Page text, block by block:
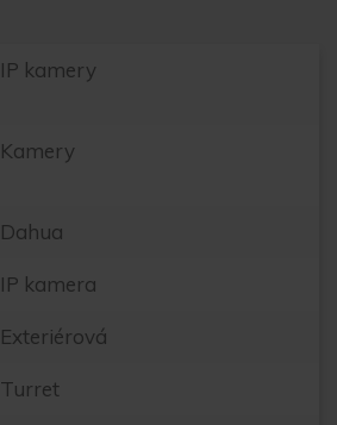
IP kamery
Kamery
Dahua
IP kamera
Exteriérová
Turret